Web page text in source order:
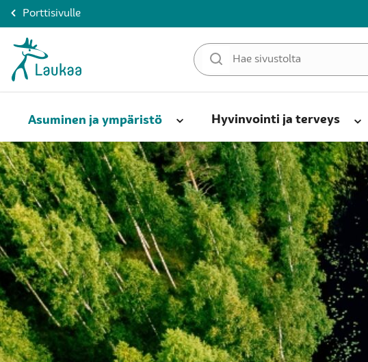
Porttisivulle
Asuminen ja ympäristö Hyvinvointi ja terveys